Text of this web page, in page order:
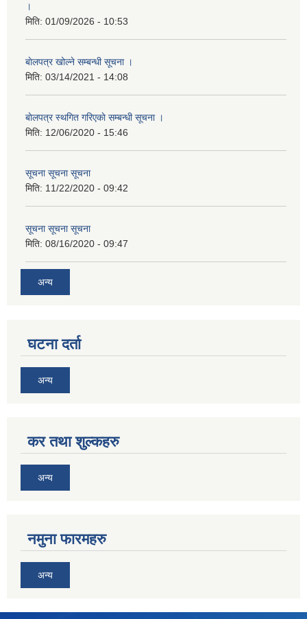
।
मिति: 01/09/2026 - 10:53
बाेलपत्र खोल्ने सम्बन्धी सूचना ।
मिति: 03/14/2021 - 14:08
बाेलपत्र स्थगित गरिएकाे सम्बन्धी सूचना ।
मिति: 12/06/2020 - 15:46
सूचना सूचना सूचना
मिति: 11/22/2020 - 09:42
सूचना सूचना सूचना
मिति: 08/16/2020 - 09:47
अन्य
घटना दर्ता
अन्य
कर तथा शुल्कहरु
अन्य
नमुना फारमहरु
अन्य